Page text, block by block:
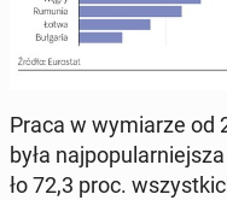
Praca w wy­mia­rze od
była
ło 72,3 proc.